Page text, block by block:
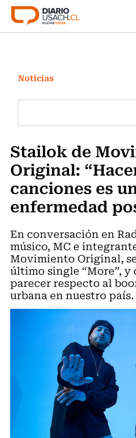
Click acá para ir directamente al
Investigación
Cultura
Programas Radio y TV
Noticias
Stailok de
Original:
canciones es
enfermedad
En conversación en
músico, MC e
Movimiento Original,
último single “More”,
parecer respecto al
urbana en nuestro país.